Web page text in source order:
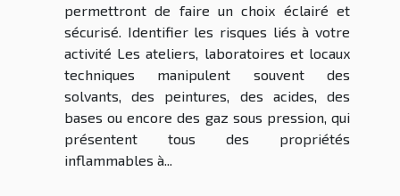
permettront de faire un choix éclairé et
sécurisé. Identifier les risques liés à votre
activité Les ateliers, laboratoires et locaux
techniques manipulent souvent des
solvants, des peintures, des acides, des
bases ou encore des gaz sous pression, qui
présentent tous des propriétés
inflammables à...